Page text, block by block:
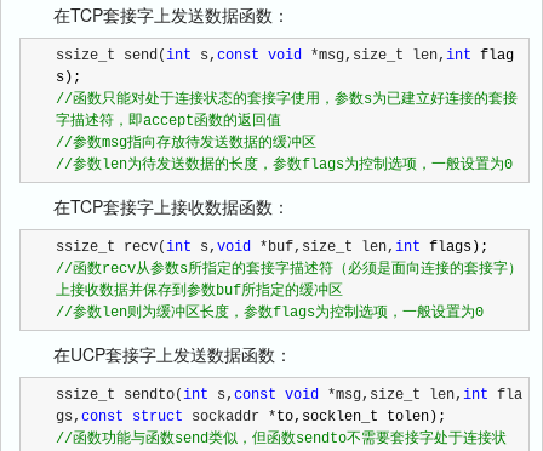
在TCP套接字上发送数据函数：
ssize_t send(int s, const void *msg,size_t len, int flag
//函数只能对处于连接状态的套接字使用，参数s为已建立好连接的套接
//
//参数len为待发送数据的长度，参数flags为控制选项，一般设置为0
在TCP套接字上接收数据函数：
ssize_t recv(int s, void *buf,size_t len, int
//函数recv从参数s所指定的套接字描述符（必须是面向连接的套接字）
//参数len则为缓冲区长度，参数flags为控制选项，一般设置为0
在UCP套接字上发送数据函数：
ssize_t sendto(int s, const void *msg,size_t len, int fla
gs, const struct sockaddr *
//函数功能与函数send类似，但函数sendto不需要套接字处于连接状